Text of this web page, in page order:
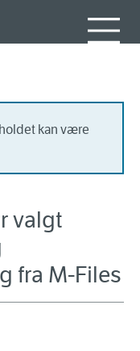
kan være
valgt
fra M-Files